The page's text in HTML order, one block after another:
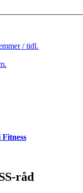
/ tidl.
Fitness
råd